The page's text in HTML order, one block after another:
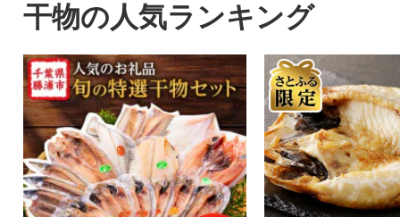
干物の人気ランキング